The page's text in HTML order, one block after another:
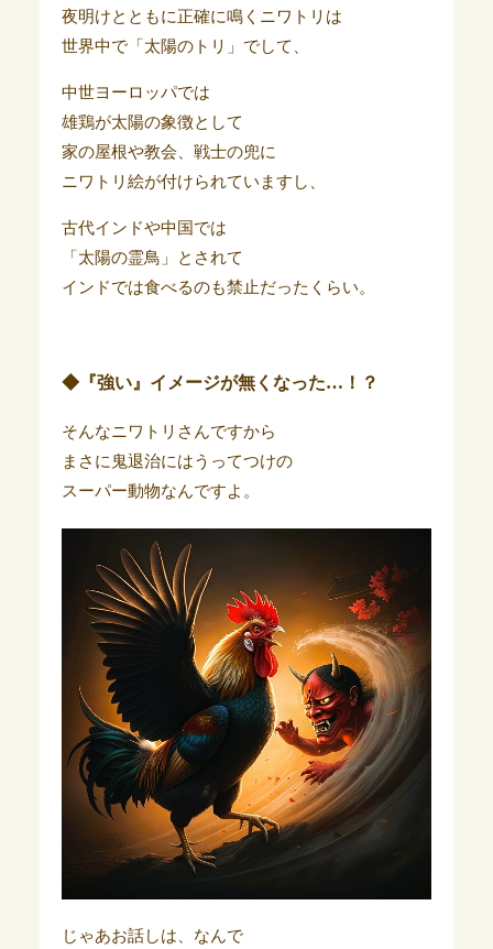
夜明けとともに正確に鳴くニワトリは
世界中で「太陽のトリ」でして、
中世ヨーロッパでは
雄鶏が太陽の象徴として
家の屋根や教会、戦士の兜に
ニワトリ絵が付けられていますし、
古代インドや中国では
「太陽の霊鳥」とされて
インドでは食べるのも禁止だったくらい。
◆『強い』イメージが無くなった…！？
そんなニワトリさんですから
まさに鬼退治にはうってつけの
スーパー動物なんですよ。
じゃあお話しは、なんで